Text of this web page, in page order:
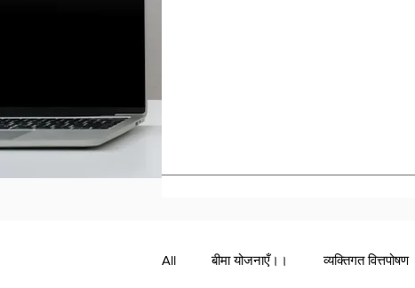
All बीमा योजनाएँ।। व्यक्तिगत वित्तपोषण